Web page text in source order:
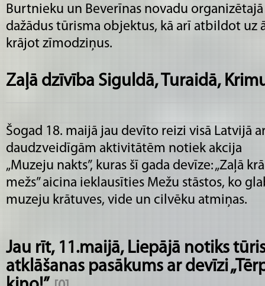
Burtnieku un Beverīnas novadu
dažādus tūrisma objektus, kā arī atbildot
krājot zīmodziņus.
Zaļā dzīvība Siguldā, Turaidā,
Šogad 18. maijā jau devīto reizi visā Latvijā
daudzveidīgām aktivitātēm notiek akcija
„Muzeju nakts”, kuras šī gada devīze: „Zaļā
mežs” aicina ieklausīties Mežu stāstos, ko
muzeju krātuves, vide un cilvēku atmiņas.
Jau rīt, 11.maijā, Liepājā notiks
atklāšanas pasākums ar devīzi